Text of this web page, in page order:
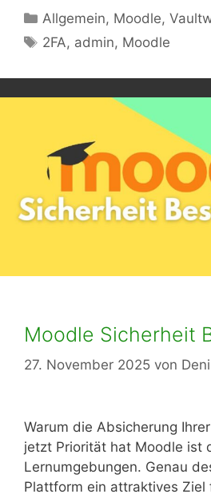
Kategorien
Allgemein, Moodle,
Schlagwörter
2FA, admin, Moodle
Moodle Sicherheit
27. November 2025 von
Warum die Absicherung
jetzt Priorität hat Moodle ist
Lernumgebungen. Genau
Plattform ein attraktives Ziel